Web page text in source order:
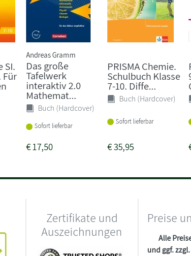
SI.
Für
Andreas Gramm
Das große
Tafelwerk
interaktiv 2.0
Mathemat...
Buch (Hardcover)
Sofort lieferbar
€17,50
PRISMA Chemie.
Schulbuch Klasse
7-10. Diffe...
Buch (Hardcover)
Sofort lieferbar
€35,95
Zertifikate und
Auszeichnungen
Preise
Alle
und ggf.